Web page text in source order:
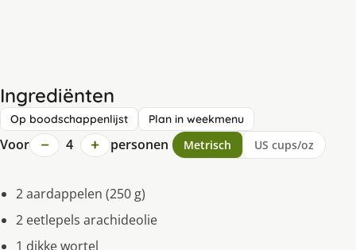
Ingrediënten
Op boodschappenlijst Plan in weekmenu
Voor − 4 + personen Metrisch US cups/oz
2 aardappelen (250 g)
2 eetlepels arachideolie
1 dikke wortel